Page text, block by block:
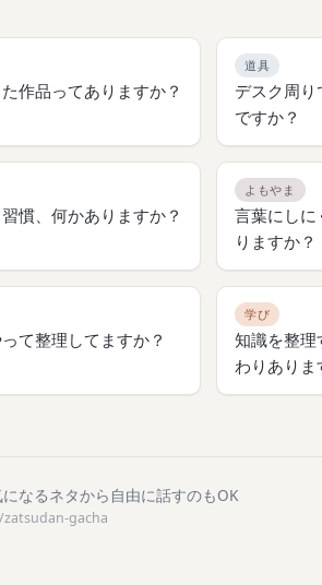
作品ってありますか？
道具
デスク周
ですか？
慣、何かありますか？
よもやま
言葉にしに
りますか？
て整理してますか？
学び
知識を整
わりありま
なるネタから自由に話すのもOK
gacha